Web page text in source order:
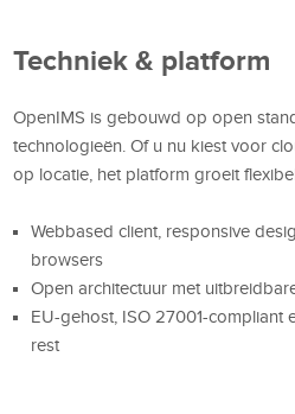
Techniek & platform
OpenIMS is gebouwd op open
technologieën. Of u nu kiest voor
op locatie, het platform groeit
Webbased client, responsive
browsers
Open architectuur met uitbreidbare
EU-gehost, ISO 27001-compliant
rest